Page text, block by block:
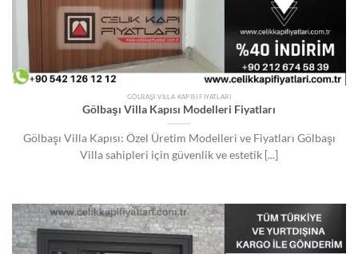
GÖLBAŞI VILLA KAPISI FIYATLARI
Gölbaşı Villa Kapısı Modelleri Fiyatları
Gölbaşı Villa Kapısı: Özel Üretim Modelleri ve Fiyatları Gölbaşı
Villa sahipleri için güvenlik ve estetik [...]